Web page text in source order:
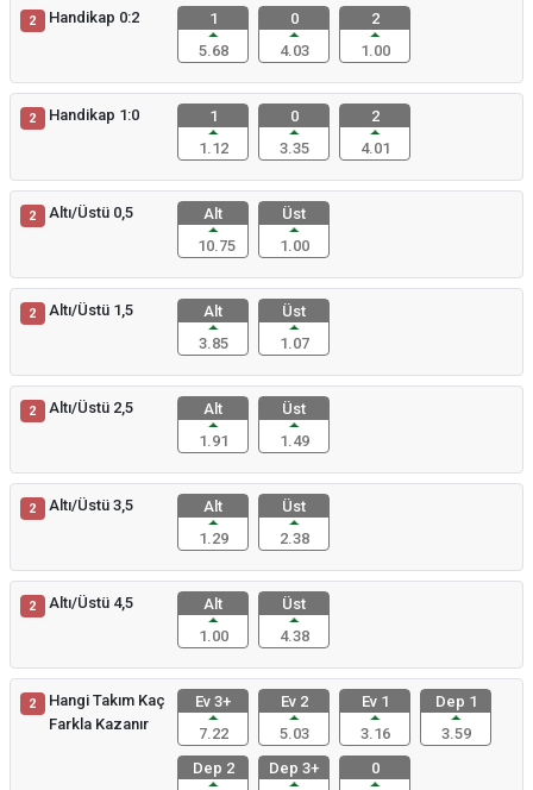
2 Handikap 0:2
1
5.68
0
4.03
2
1.00
2 Handikap 1:0
1
1.12
0
3.35
2
4.01
2 Altı/Üstü 0,5
Alt
10.75
Üst
1.00
2 Altı/Üstü 1,5
Alt
3.85
Üst
1.07
2 Altı/Üstü 2,5
Alt
1.91
Üst
1.49
2 Altı/Üstü 3,5
Alt
1.29
Üst
2.38
2 Altı/Üstü 4,5
Alt
1.00
Üst
4.38
2
Hangi Takım Kaç
Farkla Kazanır
Ev 3+
7.22
Ev 2
5.03
Ev 1
3.16
Dep 1
3.59
Dep 2
Dep 3+
0